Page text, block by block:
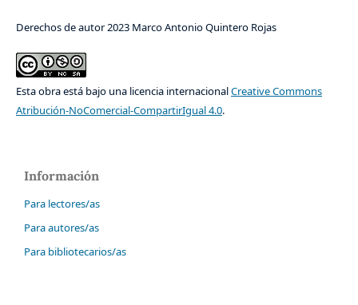
Derechos de autor 2023 Marco Antonio Quintero Rojas
Esta obra está bajo una licencia internacionalCreative Commons
Atribución-NoComercial-CompartirIgual 4.0.
Información
Para lectores/as
Para autores/as
Para bibliotecarios/as